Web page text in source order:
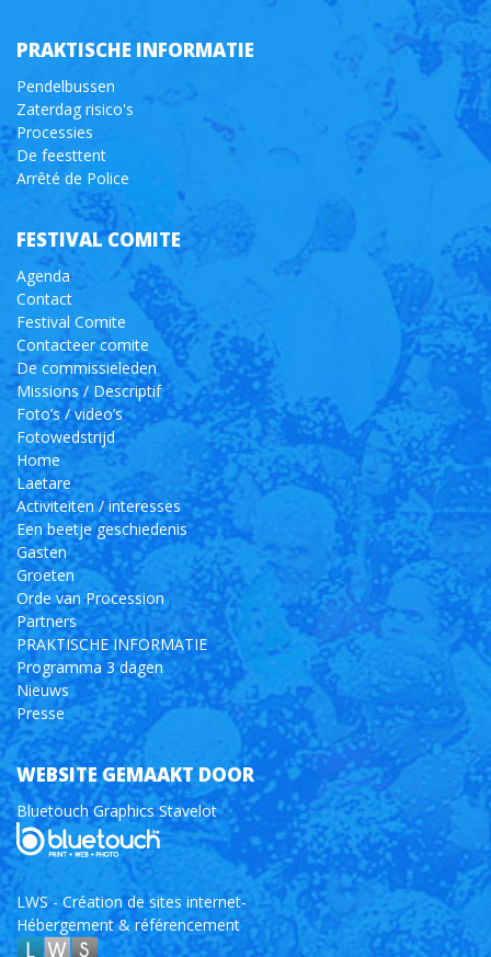
PRAKTISCHE INFORMATIE
Pendelbussen
Zaterdag risico's
Processies
De feesttent
Arrêté de Police
FESTIVAL COMITE
Agenda
Contact
Festival Comite
Contacteer comite
De commissieleden
Missions / Descriptif
Foto’s / video’s
Fotowedstrijd
Home
Laetare
Activiteiten / interesses
Een beetje geschiedenis
Gasten
Groeten
Orde van Procession
Partners
PRAKTISCHE INFORMATIE
Programma 3 dagen
Nieuws
Presse
WEBSITE GEMAAKT DOOR
Bluetouch Graphics Stavelot
LWS - Création de sites internet-
Hébergement & référencement